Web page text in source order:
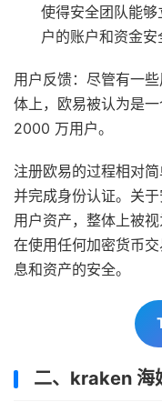
使得安全团队能
户的账户和资金安
用户反馈：尽管有一
体上，欧易被认为是
2000 万用户。
注册欧易的过程相对
并完成身份认证。关
用户资产，整体上被
在使用任何加密货币
息和资产的安全。
二、kraken 海